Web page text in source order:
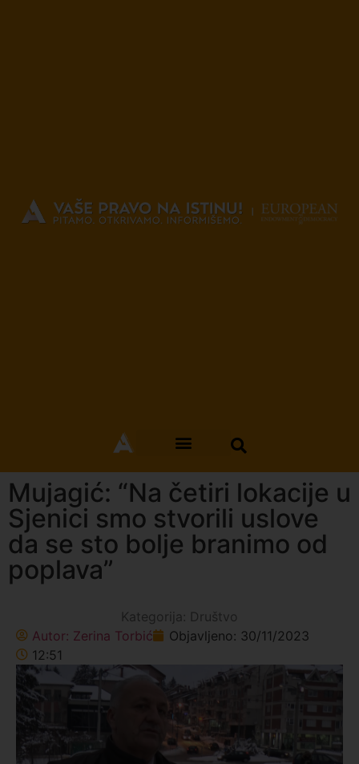
Mujagić: “Na četiri lokacije u
Sjenici smo stvorili uslove
da se sto bolje branimo od
poplava”
Kategorija: Društvo
Autor: Zerina Torbić Objavljeno: 30/11/2023
12:51